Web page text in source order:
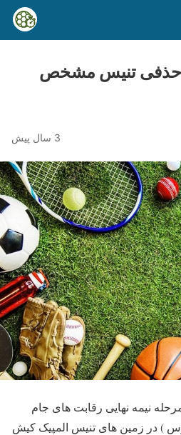
حذفی تنیس مشخص
3 سال پیش
نیمه نهایی رقابت های جام
) در زمین های تنیس المپیک کیش